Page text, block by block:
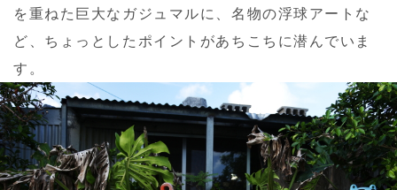
を重ねた巨大なガジュマルに、名物の浮球アートな
ど、ちょっとしたポイントがあちこちに潜んでいま
す。